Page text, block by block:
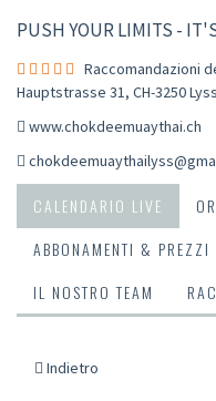
PUSH YOUR LIMITS -
Raccomandazioni
Hauptstrasse 31, CH-3250 Lyss
www.chokdeemuaythai.ch
CALENDARIO LIVE
ABBONAMENTI & PREZZI
IL NOSTRO TEAM
Indietro